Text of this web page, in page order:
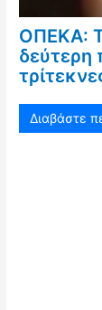
ΟΠΕΚΑ:
δεύτερη
Διαβάστε